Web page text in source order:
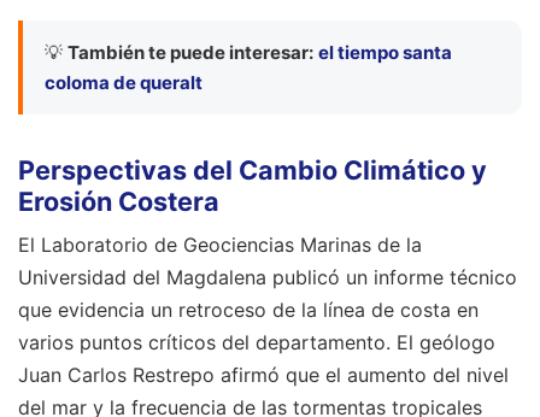
💡 También te puede interesar: el tiempo santa
coloma de queralt
Perspectivas del Cambio Climático y
Erosión Costera
El Laboratorio de Geociencias Marinas de la
Universidad del Magdalena publicó un informe técnico
que evidencia un retroceso de la línea de costa en
varios puntos críticos del departamento. El geólogo
Juan Carlos Restrepo afirmó que el aumento del nivel
del mar y la frecuencia de las tormentas tropicales